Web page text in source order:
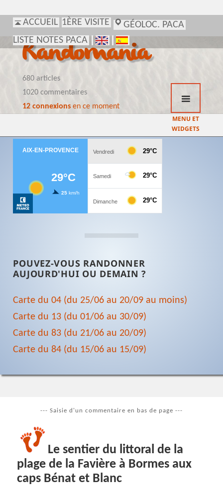
ACCUEIL 1ÈRE VISITE
GÉOLOC. PACA
LISTE NOTES PACA
Randomania
680 articles
1020 commentaires
12 connexionsen ce moment
MENU ET
WIDGETS
POUVEZ-VOUS RANDONNER
AUJOURD'HUI OU DEMAIN ?
Carte du 04 (du 25/06 au 20/09 au moins)
Carte du 13 (du 01/06 au 30/09)
Carte du 83 (du 21/06 au 20/09)
Carte du 84 (du 15/06 au 15/09)
--- Saisie d'un commentaire en bas de page ---
Le sentier du littoral de la
plage de la Favière à Bormes aux
caps Bénat et Blanc